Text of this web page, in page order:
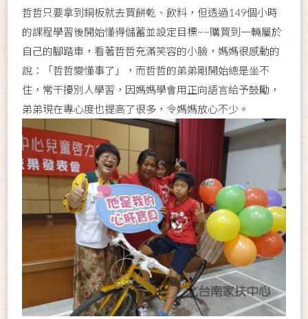
哲哲只要拿到銅板就去買餅乾、飲料，但透過149個小時
的課程學習後開始懂得儲蓄並設定目標~~購買到一輛屬於
自己的腳踏車，看著哲哲充滿笑容的小臉，媽媽很感動的
說：「哲哲變懂事了」，而哲哲的弟弟剛開始總是坐不
住，常干擾別人學習，因媽媽學會用正向語言給予鼓勵，
弟弟現在專心度也提高了很多，令媽媽放心不少。